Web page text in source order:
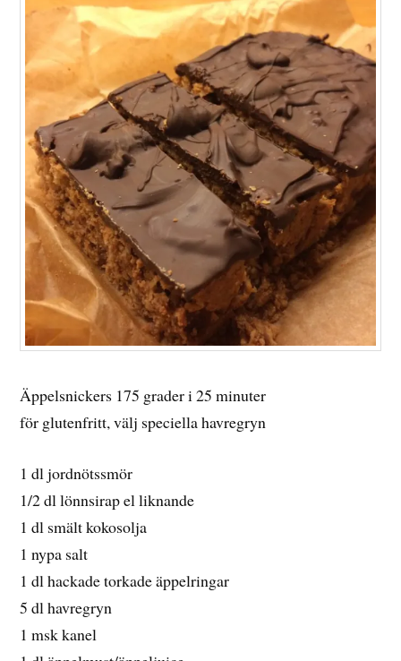
Äppelsnickers 175 grader i 25 minuter
för glutenfritt, välj speciella havregryn
1 dl jordnötssmör
1/2 dl lönnsirap el liknande
1 dl smält kokosolja
1 nypa salt
1 dl hackade torkade äppelringar
5 dl havregryn
1 msk kanel